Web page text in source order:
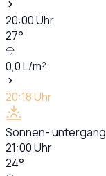
20:00Uhr
27°
0,0L/m²
20:18Uhr
Sonnen- untergang
21:00Uhr
24°